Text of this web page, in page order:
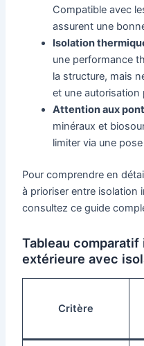
Compatible avec
assurent une
Isolation
une performance
la structure, mais
et une autorisation
Attention aux
minéraux et
limiter via une
Pour comprendre en
à prioriser entre isolation
consultez ce guide
Tableau
extérieure avec
Critère